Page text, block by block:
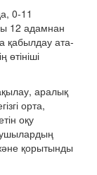
0-11
12 адамнан
қабылдау ата-
өтініші
аралық
орта,
оқу
қорытынды